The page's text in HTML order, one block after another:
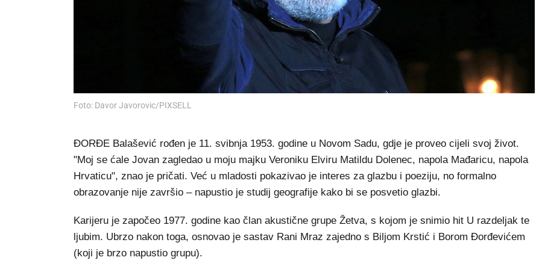
Foto: Davor Javorovic/PIXSELL
ĐORĐE Balašević rođen je 11. svibnja 1953. godine u Novom Sadu, gdje je proveo cijeli svoj život.
"Moj se ćale Jovan zagledao u moju majku Veroniku Elviru Matildu Dolenec, napola Mađaricu, napola
Hrvaticu", znao je pričati. Već u mladosti pokazivao je interes za glazbu i poeziju, no formalno
obrazovanje nije završio – napustio je studij geografije kako bi se posvetio glazbi.
Karijeru je započeo 1977. godine kao član akustične grupe Žetva, s kojom je snimio hit U razdeljak te
ljubim. Ubrzo nakon toga, osnovao je sastav Rani Mraz zajedno s Biljom Krstić i Borom Đorđevićem
(koji je brzo napustio grupu).